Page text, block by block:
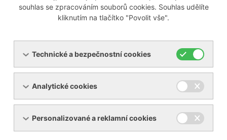
Soubory ke stažení
[PDF, 1,65 MB]
Generátor dusíku membránový PMNG 1-3
Generátor dusíku membránový PMNG 4-40 HE
souhlas se zpracováním souborů cookies. Souhlas udělíte
kliknutím na tlačítko "Povolit vše".
Technické a bezpečnostní cookies
Analytické cookies
Personalizované a reklamní cookies